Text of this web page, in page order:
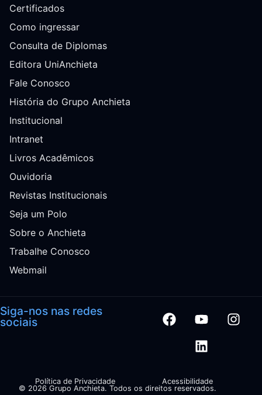
Certificados
Como ingressar
Consulta de Diplomas
Editora UniAnchieta
Fale Conosco
História do Grupo Anchieta
Institucional
Intranet
Livros Acadêmicos
Ouvidoria
Revistas Institucionais
Seja um Polo
Sobre o Anchieta
Trabalhe Conosco
Webmail
Siga-nos nas redes
sociais
© 2026 Grupo Anchieta. Todos os direitos reservados.
Política de Privacidade Acessibilidade